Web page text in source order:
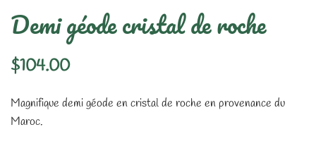
Demi géode cristal de roche
$104.00
Magnifique demi géode en cristal de roche en provenance du
Maroc.